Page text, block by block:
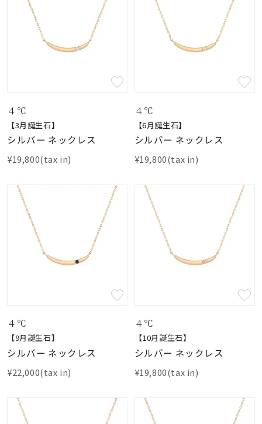
ブランド ４℃
カラー
モチーフ
着用シーン
コレクション
レディース
お気に入り登録数
４℃
【3月誕生石】
シルバー ネックレス
¥19,800(tax in)
４℃
【6月誕生石】
シルバー ネックレス
¥19,800(tax in)
４℃
【9月誕生石】
シルバー ネックレス
¥22,000(tax in)
４℃
【10月誕生石】
シルバー ネックレス
¥19,800(tax in)